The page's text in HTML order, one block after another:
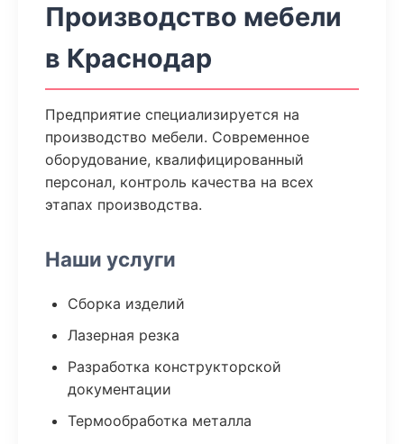
Производство мебели
в Краснодар
Предприятие специализируется на
производство мебели. Современное
оборудование, квалифицированный
персонал, контроль качества на всех
этапах производства.
Наши услуги
Сборка изделий
Лазерная резка
Разработка конструкторской
документации
Термообработка металла